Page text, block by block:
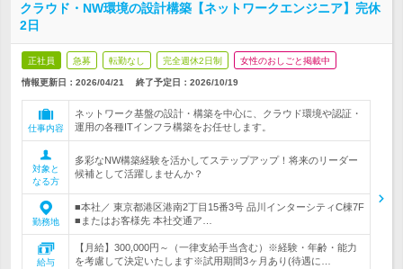
クラウド・NW環境の設計構築【ネットワークエンジニア】完休
2日
正社員 急募 転勤なし 完全週休2日制 女性のおしごと掲載中
情報更新日：2026/04/21 終了予定日： 2026/10/19
仕事内容
ネットワーク基盤の設計・構築を中心に、クラウド環境や認証・
運用の各種ITインフラ構築をお任せします。
対象と
なる方
多彩なNW構築経験を活かしてステップアップ！将来のリーダー
候補として活躍しませんか？
勤務地
■本社／ 東京都港区港南2丁目15番3号 品川インターシティC棟7F
■またはお客様先 本社交通ア…
給与
【月給】300,000円～（一律支給手当含む）※経験・年齢・能力
を考慮して決定いたします※試用期間3ヶ月あり(待遇に…